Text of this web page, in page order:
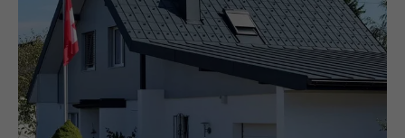
Laufzeit 2 Jahre
Verwendet vom Social-Networking-Dienst
LinkedIn für die Verfolgung der
Verwendung von eingebetteten
Dienstleistungen.